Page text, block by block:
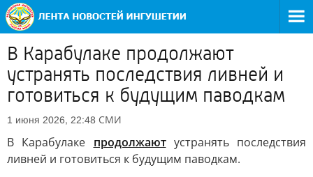
В Карабулаке продолжают
устранять последствия ливней и
готовиться к будущим паводкам
1 июня 2026, 22:48 СМИ
В Карабулаке продолжаютустранять последствия
ливней и готовиться к будущим паводкам.